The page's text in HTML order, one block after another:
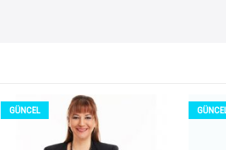
GÜNCEL